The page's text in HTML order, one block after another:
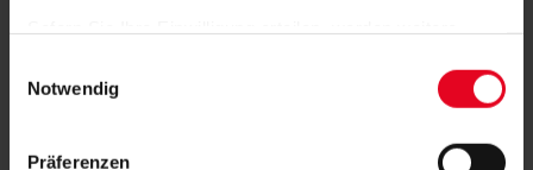
Daten von Ihnen (z.B. persönlichen Identifikatoren oder
IP-Adressen) verarbeitet werden. Durch Klicken auf den
Notwendig
Präferenzen
MITGLIED WERDEN